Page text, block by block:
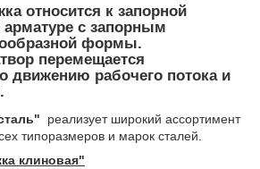
относится к запорной
с запорным
формы.
перемещается
движению рабочего потока и
реализует широкий ассортимент
типоразмеров и марок сталей.
клиновая"